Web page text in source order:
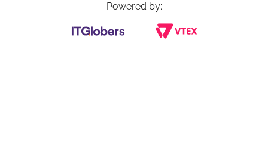
Powered by: